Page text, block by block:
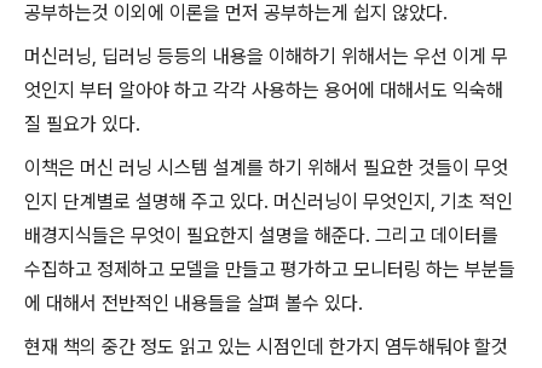
공부하는것 이외에 이론을 먼저 공부하는게 쉽지 않았다.
머신러닝, 딥러닝 등등의 내용을 이해하기 위해서는 우선 이게 무
엇인지 부터 알아야 하고 각각 사용하는 용어에 대해서도 익숙해
질 필요가 있다.
이책은 머신 러닝 시스템 설계를 하기 위해서 필요한 것들이 무엇
인지 단계별로 설명해 주고 있다. 머신러닝이 무엇인지, 기초 적인
배경지식들은 무엇이 필요한지 설명을 해준다. 그리고 데이터를
수집하고 정제하고 모델을 만들고 평가하고 모니터링 하는 부분들
에 대해서 전반적인 내용들을 살펴 볼수 있다.
현재 책의 중간 정도 읽고 있는 시점인데 한가지 염두해둬야 할것